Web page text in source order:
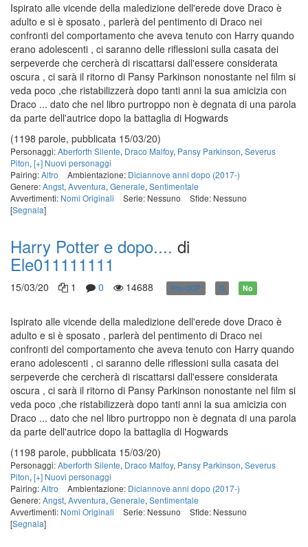
Ispirato alle vicende della maledizione dell'erede dove Draco è
adulto e si è sposato , parlerà del pentimento di Draco nei
confronti del comportamento che aveva tenuto con Harry quando
erano adolescenti , ci saranno delle riflessioni sulla casata dei
serpeverde che cercherà di riscattarsi dall'essere considerata
oscura , ci sarà il ritorno di Pansy Parkinson nonostante nel film si
veda poco ,che ristabilizzerà dopo tanti anni la sua amicizia con
Draco ... dato che nel libro purtroppo non è degnata di una parola
da parte dell'autrice dopo la battaglia di Hogwards
(1198 parole, pubblicata 15/03/20)
Personaggi:Aberforth Silente, Draco Malfoy, Pansy Parkinson, Severus
Piton, [+] Nuovi personaggi
Pairing:Altro Ambientazione: Diciannove anni dopo (2017-)
Genere:Angst, Avventura, Generale, Sentimentale
Avvertimenti: Nomi Originali Serie: Nessuno
Sfide: Nessuno
[Segnala]
Harry Potter e dopo.... di
Ele011111111
15/03/20 1 0 14688 Pre-OOP G No
Ispirato alle vicende della maledizione dell'erede dove Draco è
adulto e si è sposato , parlerà del pentimento di Draco nei
confronti del comportamento che aveva tenuto con Harry quando
erano adolescenti , ci saranno delle riflessioni sulla casata dei
serpeverde che cercherà di riscattarsi dall'essere considerata
oscura , ci sarà il ritorno di Pansy Parkinson nonostante nel film si
veda poco ,che ristabilizzerà dopo tanti anni la sua amicizia con
Draco ... dato che nel libro purtroppo non è degnata di una parola
da parte dell'autrice dopo la battaglia di Hogwards
(1198 parole, pubblicata 15/03/20)
Personaggi:Aberforth Silente, Draco Malfoy, Pansy Parkinson, Severus
Piton, [+] Nuovi personaggi
Pairing:Altro Ambientazione: Diciannove anni dopo (2017-)
Genere:Angst, Avventura, Generale, Sentimentale
Avvertimenti: Nomi Originali Serie: Nessuno
Sfide: Nessuno
[Segnala]